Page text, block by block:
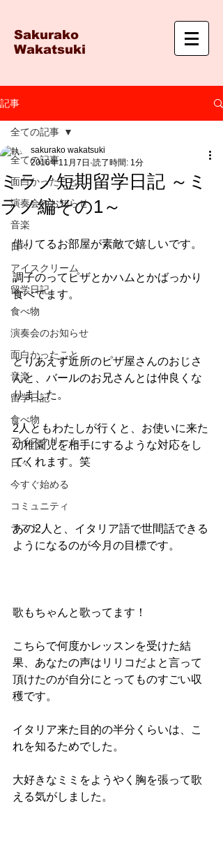
Sakurako
Wakatsuki
記事
全ての記事
面白かったこと
演奏会のお知らせ
音楽
日々
アイスクリーム
留学日記
食べ物
演奏会のお知らせ
面白かったこと
音楽
留学日記
食べ物
アイスクリーム
日々
今すぐ始める
コミュニティ
テスト
全ての記事
ミラノ短期留学日記 ～ミ
ラノ編その1～
sakurako wakatsuki
2016年11月7日 読了時間: 1分
借りてるお部屋が素敵で嬉しいです。
調子のってピザとかハムとかばっかり
食べてます。
とりあえず近所のピザ屋さんのおじさ
んと、バールのお兄さんとは仲良くな
りました。
2人ともわたしが行くと、お使いに来た
幼稚園児を相手にするような対応をし
てくれます。笑
あの2人と、イタリア語で世間話できる
ようになるのが今月の目標です。
歌もちゃんと歌ってます！
こちらで何度かレッスンを受けた結
果、あなたの声はリリコだよと言って
頂けたのが自分にとってものすごい収
穫です。
イタリア来た目的の半分くらいは、こ
れを知るためでした。
大好きなミミをようやく胸を張って歌
える気がしました。